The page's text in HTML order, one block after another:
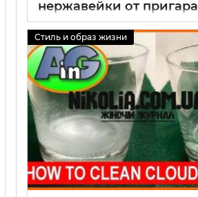
нержавейки от пригара
Стиль и образ жизни